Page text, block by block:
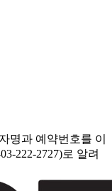
명과 예약번호를 이
222-2727)로 알려